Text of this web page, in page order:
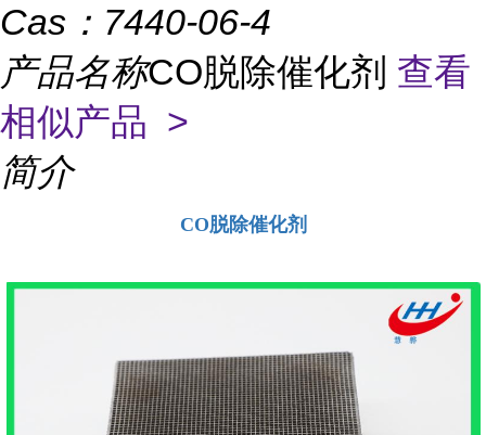
Cas： 7440-06-4
产品名称CO脱除催化剂 查看
相似产品 >
简介
CO脱除催化剂